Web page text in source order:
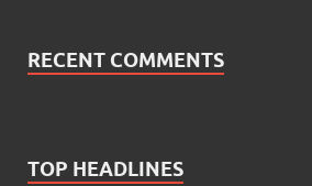
RECENT COMMENTS
TOP HEADLINES